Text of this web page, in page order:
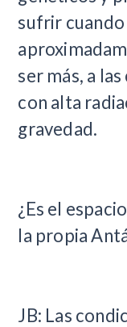
sufrir
ser más, a
con alta
gravedad.
¿Es el
la propia
JB: Las